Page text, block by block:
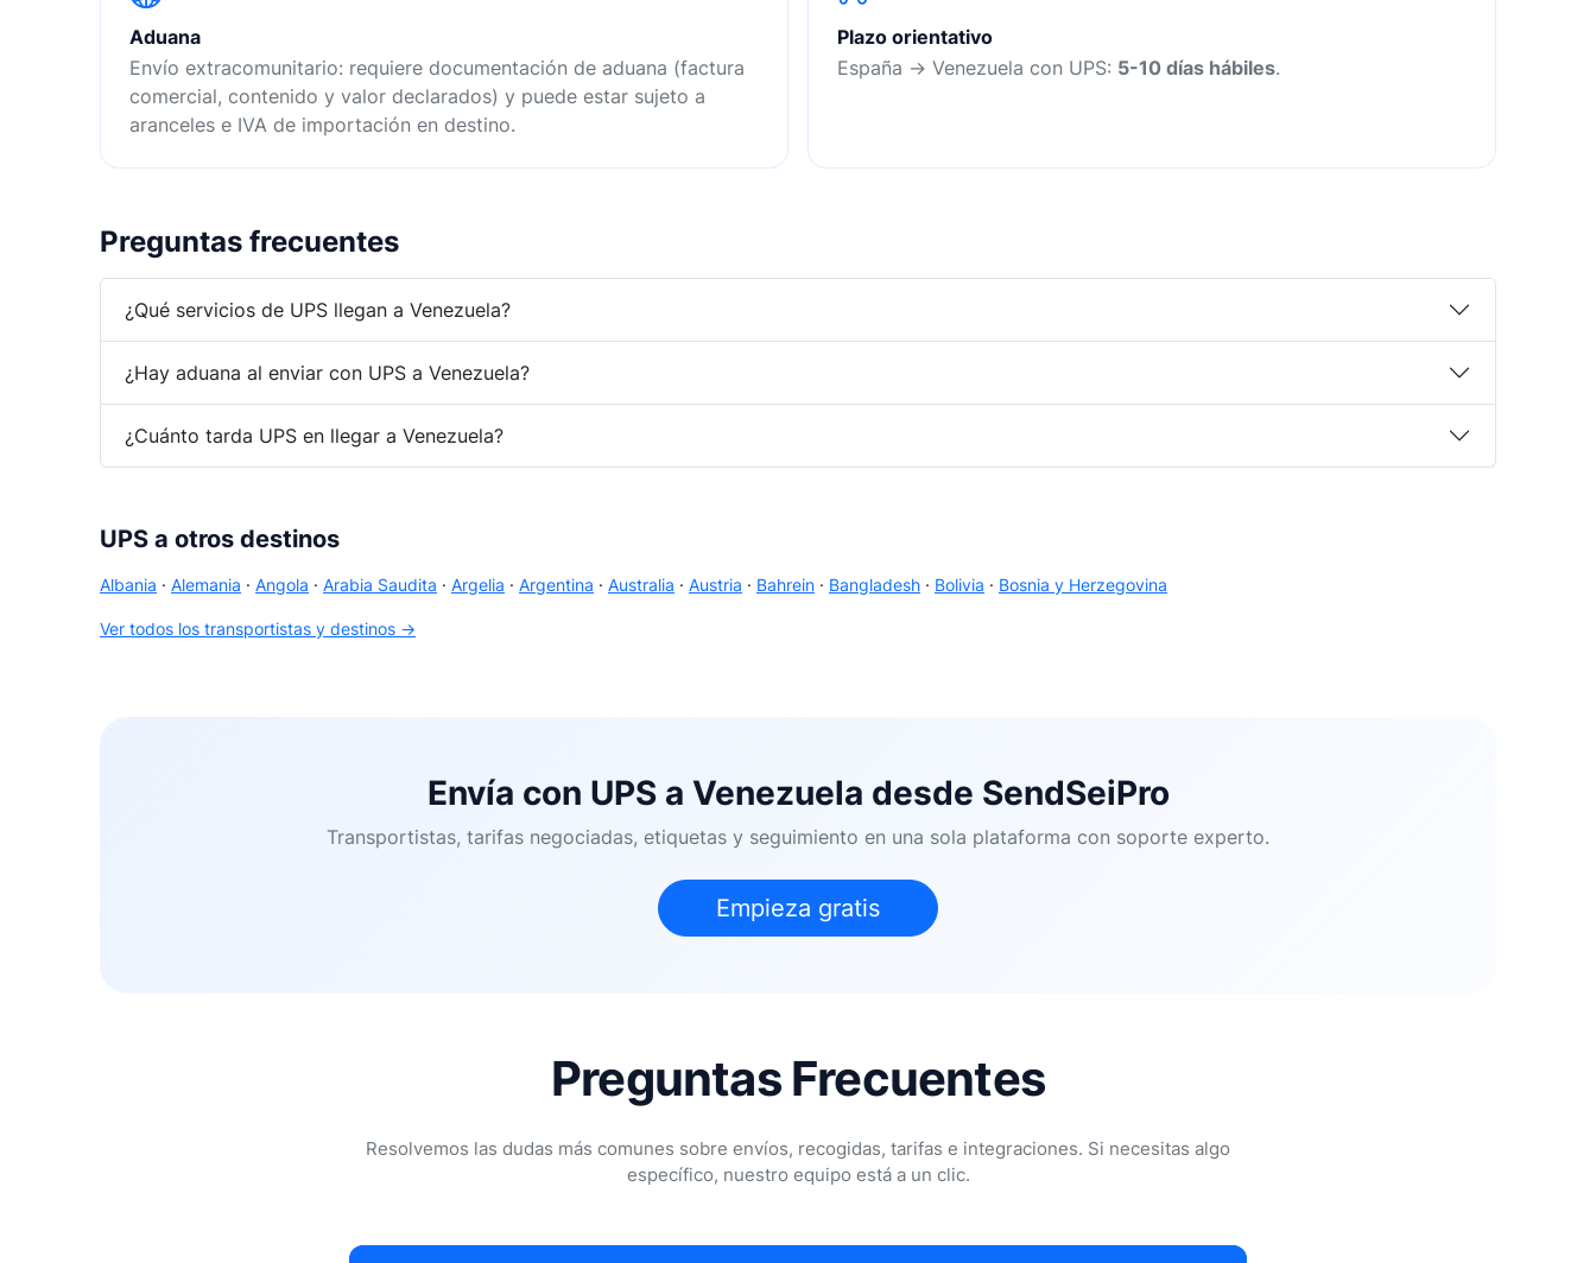
Aduana
Envío extracomunitario: requiere documentación de aduana (factura
comercial, contenido y valor declarados) y puede estar sujeto a
aranceles e IVA de importación en destino.
Plazo orientativo
España → Venezuela con UPS: 5-10 días hábiles.
Preguntas frecuentes
¿Qué servicios de UPS llegan a Venezuela?
¿Hay aduana al enviar con UPS a Venezuela?
¿Cuánto tarda UPS en llegar a Venezuela?
UPS a otros destinos
Albania · Alemania · Angola · Arabia Saudita · Argelia · Argentina · Australia · Austria · Bahrein · Bangladesh · Bolivia · Bosnia y Herzegovina
Ver todos los transportistas y destinos →
Envía con UPS a Venezuela desde SendSeiPro
Transportistas, tarifas negociadas, etiquetas y seguimiento en una sola plataforma con soporte experto.
Empieza gratis
Preguntas Frecuentes
Resolvemos las dudas más comunes sobre envíos, recogidas, tarifas e integraciones. Si necesitas algo
específico, nuestro equipo está a un clic.